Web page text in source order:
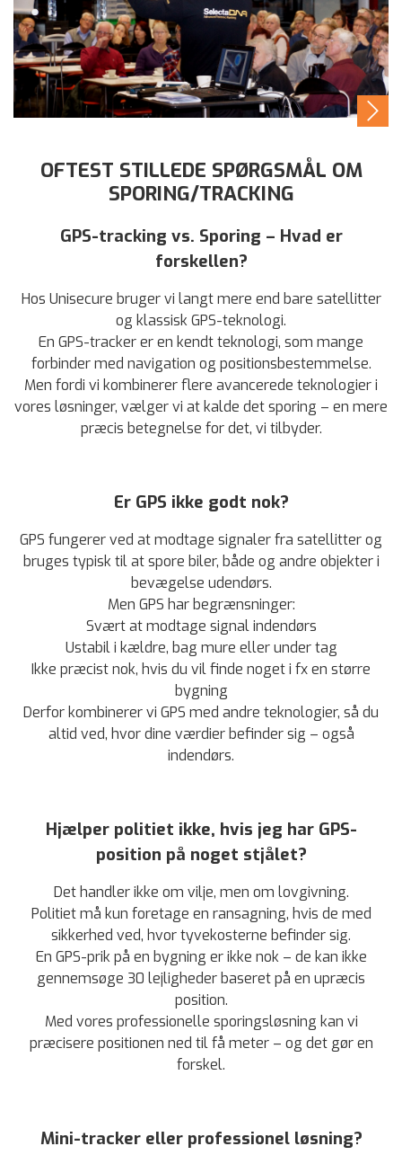
OFTEST STILLEDE SPØRGSMÅL OM
SPORING/TRACKING
GPS-tracking vs. Sporing – Hvad er
forskellen?
Hos Unisecure bruger vi langt mere end bare satellitter
og klassisk GPS-teknologi.
En GPS-tracker er en kendt teknologi, som mange
forbinder med navigation og positionsbestemmelse.
Men fordi vi kombinerer flere avancerede teknologier i
vores løsninger, vælger vi at kalde det sporing – en mere
præcis betegnelse for det, vi tilbyder.
Er GPS ikke godt nok?
GPS fungerer ved at modtage signaler fra satellitter og
bruges typisk til at spore biler, både og andre objekter i
bevægelse udendørs.
Men GPS har begrænsninger:
Svært at modtage signal indendørs
Ustabil i kældre, bag mure eller under tag
Ikke præcist nok, hvis du vil finde noget i fx en større
bygning
Derfor kombinerer vi GPS med andre teknologier, så du
altid ved, hvor dine værdier befinder sig – også
indendørs.
Hjælper politiet ikke, hvis jeg har GPS-
position på noget stjålet?
Det handler ikke om vilje, men om lovgivning.
Politiet må kun foretage en ransagning, hvis de med
sikkerhed ved, hvor tyvekosterne befinder sig.
En GPS-prik på en bygning er ikke nok – de kan ikke
gennemsøge 30 lejligheder baseret på en upræcis
position.
Med vores professionelle sporingsløsning kan vi
præcisere positionen ned til få meter – og det gør en
forskel.
Mini-tracker eller professionel løsning?